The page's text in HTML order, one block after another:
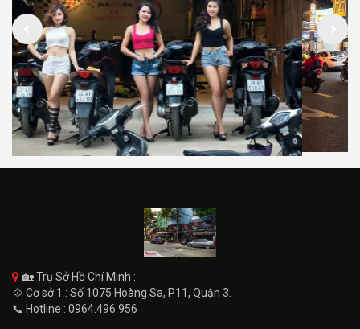
🏡 Trụ Sở Hồ Chí Minh :
💠 Cơ sở 1 : Số 1075 Hoàng Sa, P11, Quận 3.
📞 Hotline : 0964.496.956